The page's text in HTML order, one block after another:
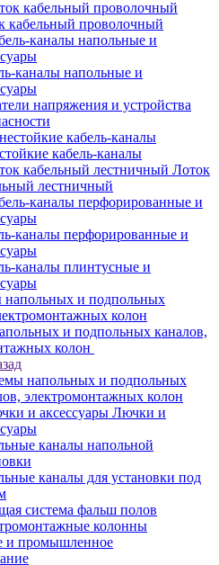
кабельный проволочный
каналы напольные и
напряжения и устройства
кабель-каналы
Лоток
лестничный
каналы перфорированные и
каналы плинтусные и
и подпольных каналов,
колон
напольных и подпольных
электромонтажных колон
Лючки и
каналы напольной
каналы для установки под
система фальш полов
колонны